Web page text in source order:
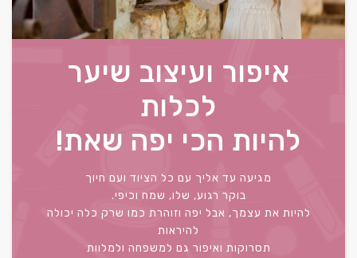
איפור ועיצוב שיער
לכלות
להיות הכי יפה שאת!
מגיעה עד אליך עם כל הציוד ועם חיוך
בוקר רגוע, שלו, שמח וכיפי.
להיות את עצמך, אבל יפה וזוהרת כמו שרק כלה יכולה
להיראות
תסרוקות ואיפור גם למשפחה ולמלוות